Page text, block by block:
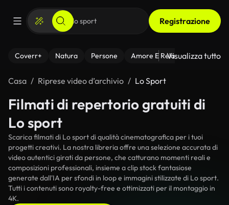
Registrazione
Coverr+ Natura Persone Amore E Relazioni Il
Visualizza tutto
Casa Riprese video d’archivio Lo Sport
Filmati di repertorio gratuiti di
Lo sport
Scarica filmati di Lo sport di qualità cinematografica per i tuoi
progetti creativi. La nostra libreria offre una selezione accurata di
video autentici girati da persone, che catturano momenti reali e
composizioni professionali, insieme a clip stock fantasiose
generate dall'IA per sfondi in loop e immagini stilizzate di Lo sport.
Tutti i contenuti sono royalty-free e ottimizzati per il montaggio in
4K.